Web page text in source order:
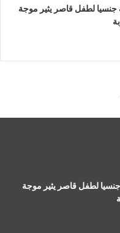
جنسيا لطفل قاصر يثير موجة
لطفل قاصر يثير موجة